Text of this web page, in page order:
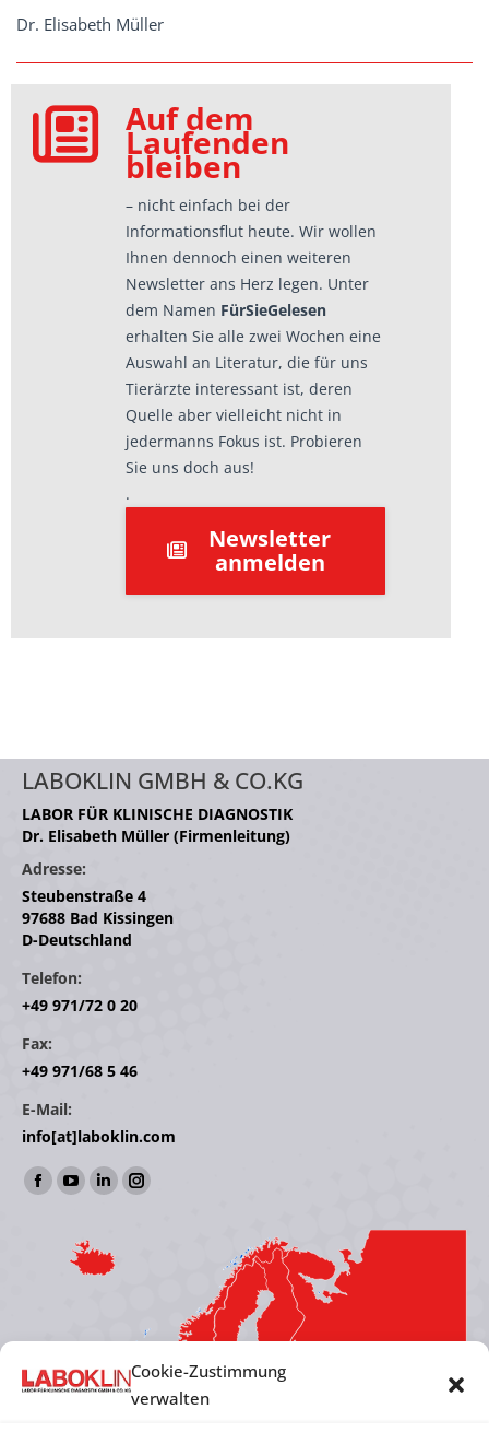
Cookie-Zustimmung
verwalten
Dr. Elisabeth Müller
Auf dem
Laufenden
bleiben
– nicht einfach bei der
Informationsflut heute. Wir wollen
Ihnen dennoch einen weiteren
Newsletter ans Herz legen. Unter
dem Namen FürSieGelesen
erhalten Sie alle zwei Wochen eine
Auswahl an Literatur, die für uns
Tierärzte interessant ist, deren
Quelle aber vielleicht nicht in
jedermanns Fokus ist. Probieren
Sie uns doch aus!
.
Newsletter
anmelden
LABOKLIN GMBH & CO.KG
LABOR FÜR KLINISCHE DIAGNOSTIK
Dr. Elisabeth Müller (Firmenleitung)
Adresse:
Steubenstraße 4
97688 Bad Kissingen
D-Deutschland
Telefon:
+49 971/72 0 20
Fax:
+49 971/68 5 46
E-Mail:
info[at]laboklin.com
Finden Sie uns auf:
Facebook
opens
YouTube
opens
in
Linkedin
opens
in
window
Instagram
window